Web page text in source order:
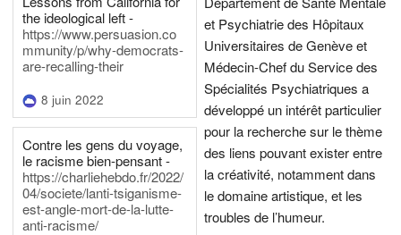
the ideological left -
https://www.persuasion.co
mmunity/p/why-democrats-
are-recalling-their
8 juin 2022
Contre les gens du voyage,
le racisme bien-pensant -
https://charliehebdo.fr/2022/
04/societe/lanti-tsiganisme-
est-angle-mort-de-la-lutte-
anti-racisme/
et Psychiatrie des Hôpitaux
Universitaires de Genève et
Médecin-Chef du Service des
Spécialités Psychiatriques a
développé un intérêt particulier
pour la recherche sur le thème
des liens pouvant exister entre
la créativité, notamment dans
le domaine artistique, et les
troubles de l’humeur.